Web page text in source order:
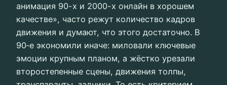
анимация 90-х и 2000-х онлайн в хорошем
качестве», часто режут количество кадров
движения и думают, что этого достаточно. В
90‑е экономили иначе: миловали ключевые
эмоции крупным планом, а жёстко урезали
второстепенные сцены, движения толпы,